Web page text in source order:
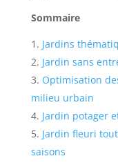
Sommaire
Jardins
Jardin sans
Optimisation
milieu urbain
Jardin potager
Jardin fleuri
saisons